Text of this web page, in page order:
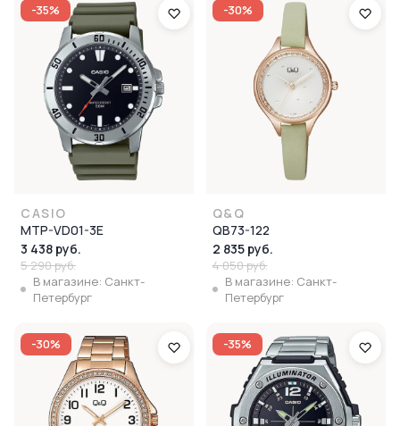
-35%
CASIO
MTP-VD01-3E
3 438 руб.
5 290 руб.
В магазине: Санкт-
Петербург
-30%
Q&Q
QB73-122
2 835 руб.
4 050 руб.
В магазине: Санкт-
Петербург
-30% -35%